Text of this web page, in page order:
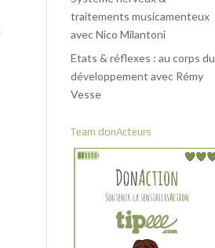
traitements musicamenteux
avec Nico Milantoni
Etats & réflexes : au corps du
développement avec Rémy
Vesse
Team donActeurs